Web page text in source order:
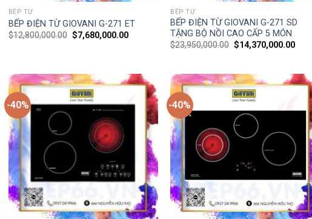
BẾP TỪ
BẾP ĐIỆN TỪ GIOVANI G-271 ET
$12,800,000.00 $7,680,000.00
BẾP TỪ
BẾP ĐIỆN TỪ GIOVANI G-271 SD
TẶNG BỘ NỒI CAO CẤP 5 MÓN
$23,950,000.00 $14,370,000.00
-40% -40%